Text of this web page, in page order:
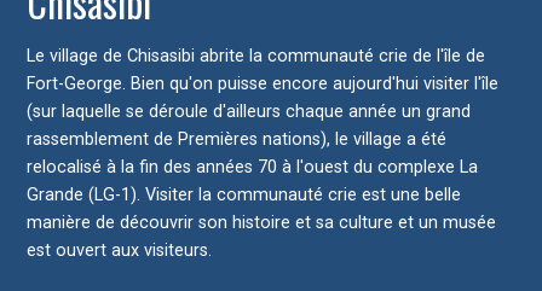
Le village de Chisasibi abrite la communauté crie de l'île de
Fort-George. Bien qu'on puisse encore aujourd'hui visiter l'île
(sur laquelle se déroule d'ailleurs chaque année un grand
rassemblement de Premières nations), le village a été
relocalisé à la fin des années 70 à l'ouest du complexe La
Grande (LG-1). Visiter la communauté crie est une belle
manière de découvrir son histoire et sa culture et un musée
est ouvert aux visiteurs.